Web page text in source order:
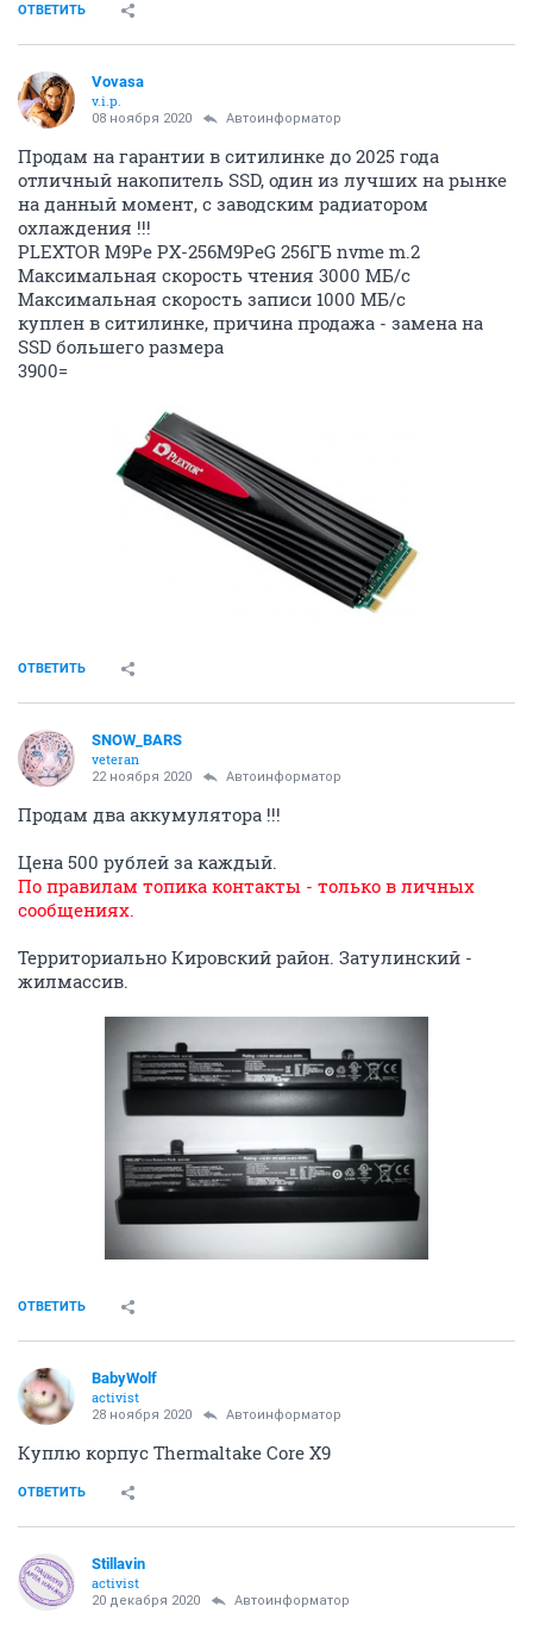
ОТВЕТИТЬ
Vovasa
v.i.p.
08 ноября 2020 Автоинформатор
Продам на гарантии в ситилинке до 2025 года
отличный накопитель SSD, один из лучших на рынке
на данный момент, с заводским радиатором
охлаждения !!!
PLEXTOR M9Pe PX-256M9PeG 256ГБ nvme m.2
Максимальная скорость чтения 3000 МБ/с
Максимальная скорость записи 1000 МБ/с
куплен в ситилинке, причина продажа - замена на
SSD большего размера
3900=
ОТВЕТИТЬ
SNOW_BARS
veteran
22 ноября 2020 Автоинформатор
Продам два аккумулятора !!!
Цена 500 рублей за каждый.
По правилам топика контакты - только в личных
сообщениях.
Территориально Кировский район. Затулинский -
жилмассив.
ОТВЕТИТЬ
BabyWolf
activist
28 ноября 2020 Автоинформатор
Куплю корпус Thermaltake Core X9
ОТВЕТИТЬ
Stillavin
activist
20 декабря 2020 Автоинформатор